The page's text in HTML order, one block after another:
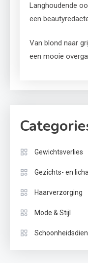
Langhoudende
een
Van blond naar
een mooie
Gewichtsverlies
Gezichts- en
Haarverzorging
Mode & Stijl